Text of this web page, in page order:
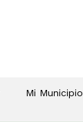
Mi Municipio